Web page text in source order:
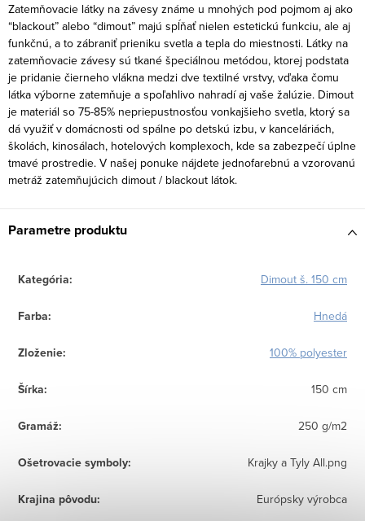
Zatemňovacie látky na závesy známe u mnohých pod pojmom aj ako
“blackout” alebo “dimout” majú spĺňať nielen estetickú funkciu, ale aj
funkčnú, a to zábraniť prieniku svetla a tepla do miestnosti. Látky na
zatemňovacie závesy sú tkané špeciálnou metódou, ktorej podstata
je pridanie čierneho vlákna medzi dve textilné vrstvy, vďaka čomu
látka výborne zatemňuje a spoľahlivo nahradí aj vaše žalúzie. Dimout
je materiál so 75-85% nepriepustnosťou vonkajšieho svetla, ktorý sa
dá využiť v domácnosti od spálne po detskú izbu, v kanceláriách,
školách, kinosálach, hotelových komplexoch, kde sa zabezpečí úplne
tmavé prostredie. V našej ponuke nájdete jednofarebnú a vzorovanú
metráž zatemňujúcich dimout / blackout látok.
Parametre produktu
Kategória: Dimout š. 150 cm
Farba: Hnedá
Zloženie: 100% polyester
Šírka: 150 cm
Gramáž: 250 g/m2
Ošetrovacie symboly: Krajky a Tyly All.png
Krajina pôvodu: Európsky výrobca